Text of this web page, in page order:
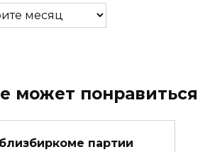
может понравиться
партии